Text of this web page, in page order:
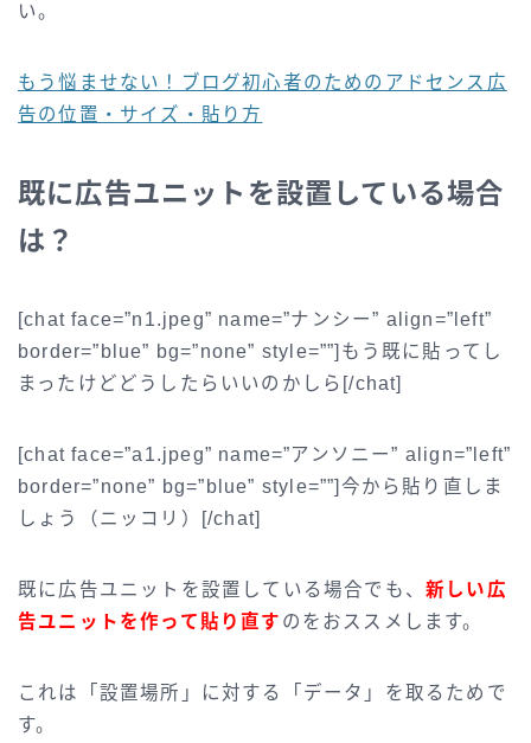
い。
もう悩ませない！ブログ初心者のためのアドセンス広
告の位置・サイズ・貼り方
既に広告ユニットを設置している場合
は？
[chat face=”n1.jpeg” name=”ナンシー” align=”left”
border=”blue” bg=”none” style=””]もう既に貼ってし
まったけどどうしたらいいのかしら[/chat]
[chat face=”a1.jpeg” name=”アンソニー” align=”left”
border=”none” bg=”blue” style=””]今から貼り直しま
しょう（ニッコリ）[/chat]
既に広告ユニットを設置している場合でも、 新しい広
告ユニットを作って貼り直す のをおススメします。
これは「設置場所」に対する「データ」を取るためで
す。